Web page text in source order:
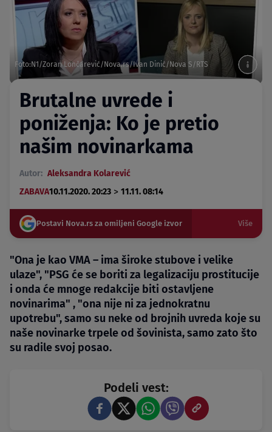
Foto:N1/Zoran Lončarević/Nova.rs/Ivan Dinić/Nova S/RTS
Brutalne uvrede i
poniženja: Ko je pretio
našim novinarkama
Autor: Aleksandra Kolarević
ZABAVA10.11.2020. 20:23 > 11.11. 08:14
Postavi Nova.rs za omiljeni Google izvor Više
"Ona je kao VMA – ima široke stubove i velike
ulaze", "PSG će se boriti za legalizaciju prostitucije
i onda će mnoge redakcije biti ostavljene
novinarima" , "ona nije ni za jednokratnu
upotrebu", samo su neke od brojnih uvreda koje su
naše novinarke trpele od šovinista, samo zato što
su radile svoj posao.
Podeli vest: